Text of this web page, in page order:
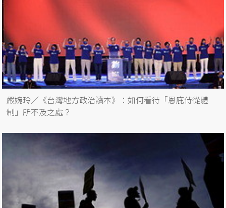
嚴婉玲／《台灣地方政治讀本》：如何看待「恩庇侍從體
制」所不及之處？